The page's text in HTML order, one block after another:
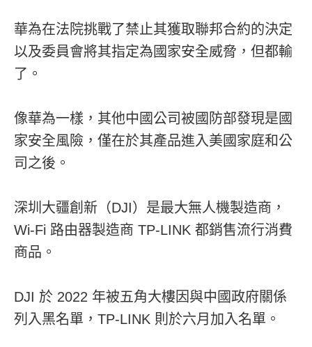
華為在法院挑戰了禁止其獲取聯邦合約的決定
以及委員會將其指定為國家安全威脅，但都輸
了。
像華為一樣，其他中國公司被國防部發現是國
家安全風險，僅在於其產品進入美國家庭和公
司之後。
深圳大疆創新（DJI）是最大無人機製造商，
Wi-Fi 路由器製造商 TP-LINK 都銷售流行消費
商品。
DJI 於 2022 年被五角大樓因與中國政府關係
列入黑名單，TP-LINK 則於六月加入名單。